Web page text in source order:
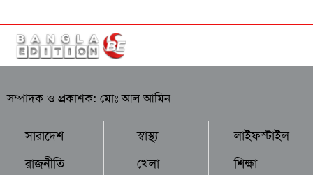
সম্পাদক ও প্রকাশক: মোঃ আল আমিন
সারাদেশ
রাজনীতি
স্বাস্থ্য
খেলা
লাইফস্টাইল
শিক্ষা